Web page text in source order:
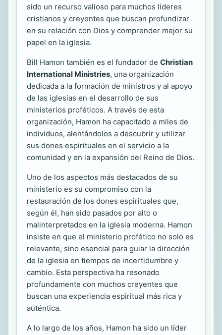
sido un recurso valioso para muchos líderes
cristianos y creyentes que buscan profundizar
en su relación con Dios y comprender mejor su
papel en la iglesia.
Bill Hamon también es el fundador de Christian
International Ministries, una organización
dedicada a la formación de ministros y al apoyo
de las iglesias en el desarrollo de sus
ministerios proféticos. A través de esta
organización, Hamon ha capacitado a miles de
individuos, alentándolos a descubrir y utilizar
sus dones espirituales en el servicio a la
comunidad y en la expansión del Reino de Dios.
Uno de los aspectos más destacados de su
ministerio es su compromiso con la
restauración de los dones espirituales que,
según él, han sido pasados por alto o
malinterpretados en la iglesia moderna. Hamon
insiste en que el ministerio profético no solo es
relevante, sino esencial para guiar la dirección
de la iglesia en tiempos de incertidumbre y
cambio. Esta perspectiva ha resonado
profundamente con muchos creyentes que
buscan una experiencia espiritual más rica y
auténtica.
A lo largo de los años, Hamon ha sido un líder